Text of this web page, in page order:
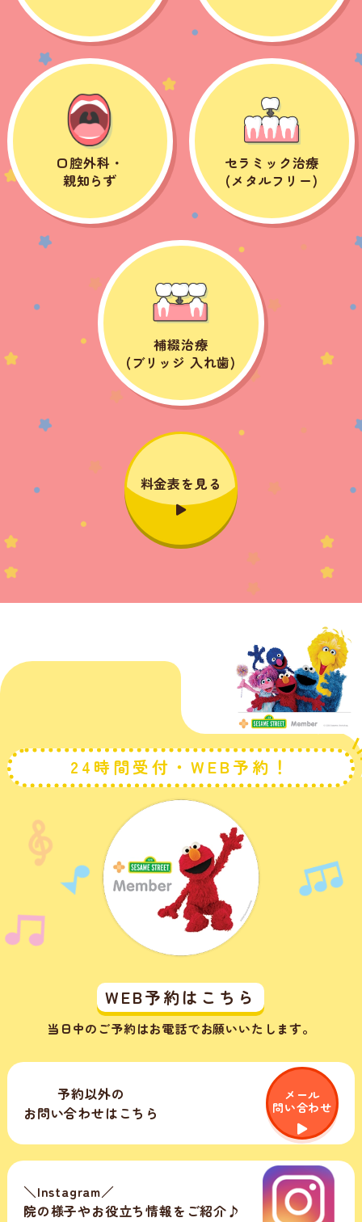
口腔外科・
親知らず
セラミック治療
(メタルフリー)
補綴治療
(ブリッジ 入れ歯)
料金表を見る
24時間受付・WEB予約！
WEB予約はこちら
当日中のご予約はお電話でお願いいたします。
予約以外の
お問い合わせはこちら
メール
問い合わせ
＼Instagram／
院の様子やお役立ち情報をご紹介♪